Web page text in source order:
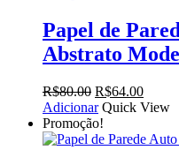
Papel de
Abstrato
R$80.00 O
preço
original
era:
R$64.00O
preço
é:
Adicionar Quick View
Promoção!